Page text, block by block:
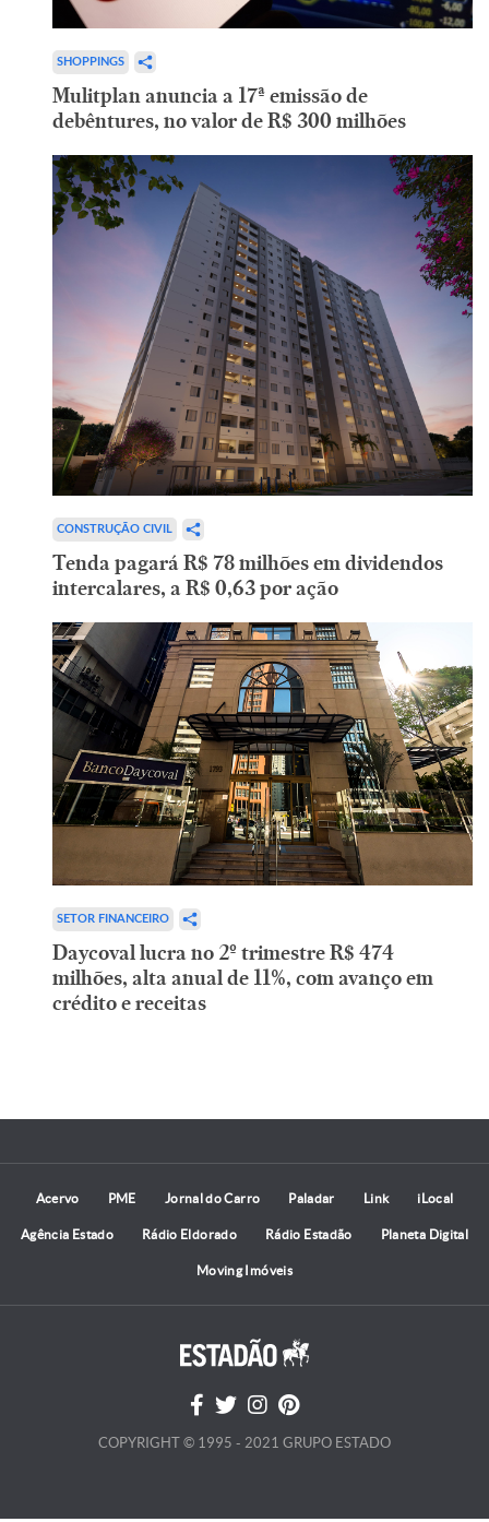
SHOPPINGS
Mulitplan anuncia a 17ª emissão de
debêntures, no valor de R$ 300 milhões
CONSTRUÇÃO CIVIL
Tenda pagará R$ 78 milhões em dividendos
intercalares, a R$ 0,63 por ação
SETOR FINANCEIRO
Daycoval lucra no 2º trimestre R$ 474
milhões, alta anual de 11%, com avanço em
crédito e receitas
Acervo PME Jornal do Carro Paladar Link iLocal
Agência Estado Rádio Eldorado Rádio Estadão Planeta Digital
Moving Imóveis
COPYRIGHT © 1995 - 2021 GRUPO ESTADO